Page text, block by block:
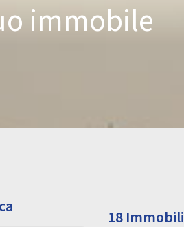
immobile
18 Immobili